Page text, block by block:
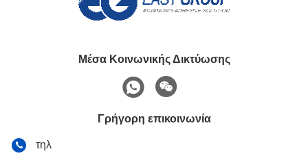
Μέσα Κοινωνικής Δικτύωσης
Γρήγορη επικοινωνία
τηλ